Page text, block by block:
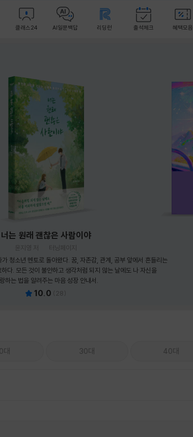
클래스24 AI일문백답 리딩런 출석체크 혜택모음
너는 원래 괜찮은 사람이야
윤지영 저
터닝페이지
청소년 멘토로 돌아왔다. 꿈, 자존감, 관계, 공부 앞에서 흔들리는
다. 모든 것이 불안하고 생각처럼 되지 않는 날에도 나 자신을
하는 법을 알려주는 마음 성장 안내서.
10.0 ( 28 )
대 30대 40대